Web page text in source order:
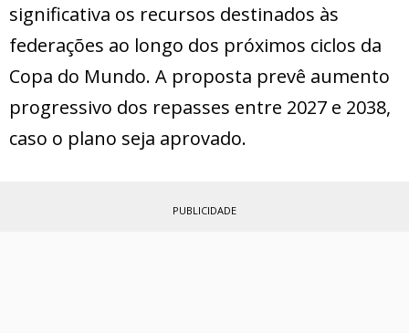
significativa os recursos destinados às
federações ao longo dos próximos ciclos da
Copa do Mundo. A proposta prevê aumento
progressivo dos repasses entre 2027 e 2038,
caso o plano seja aprovado.
PUBLICIDADE